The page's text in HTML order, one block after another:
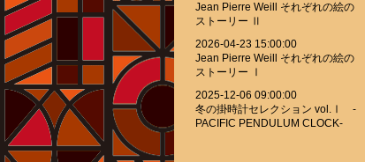
Jean Pierre Weill それぞれの絵の
ストーリー Ⅱ
2026-04-23 15:00:00
Jean Pierre Weill それぞれの絵の
ストーリー Ⅰ
2025-12-06 09:00:00
冬の掛時計セレクション vol.Ⅰ -
PACIFIC PENDULUM CLOCK-